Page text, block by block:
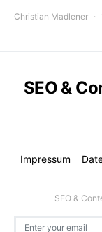
Christian Madlener
SEO &
Impressum
SEO &